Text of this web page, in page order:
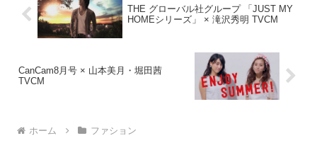
THE グローバル社グループ 「JUST MY
HOMEシリーズ」 × 滝沢秀明 TVCM
CanCam8月号 × 山本美月・堀田茜
TVCM
ホーム ファション